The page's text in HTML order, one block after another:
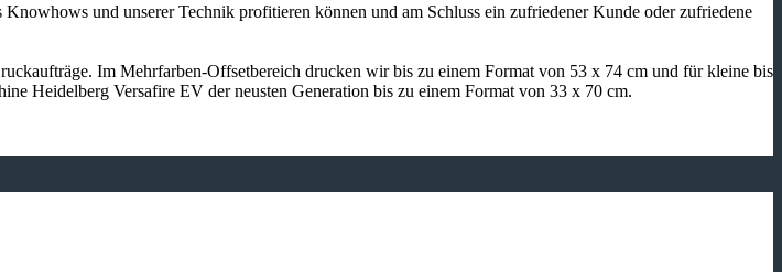
und unserer Technik profitieren können und am Schluss ein zufriedener Kunde oder zufriedene
Im Mehrfarben-Offsetbereich drucken wir bis zu einem Format von 53 x 74 cm und für kleine bis
Heidelberg Versafire EV der neusten Generation bis zu einem Format von 33 x 70 cm.